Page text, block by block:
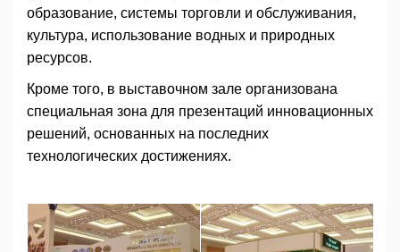
образование, системы торговли и обслуживания,
культура, использование водных и природных
ресурсов.
Кроме того, в выставочном зале организована
специальная зона для презентаций инновационных
решений, основанных на последних
технологических достижениях.